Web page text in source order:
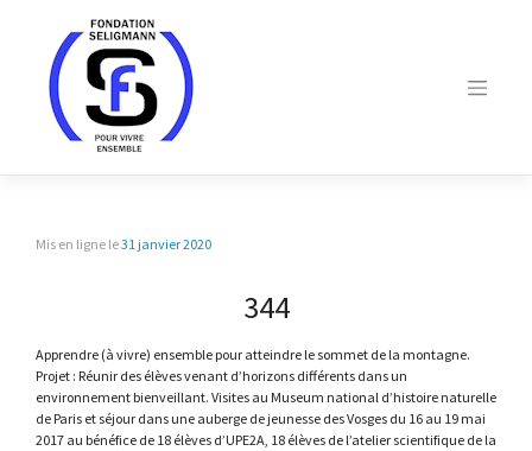
Mis en ligne le31 janvier 2020
344
Apprendre (à vivre) ensemble pour atteindre le sommet de la montagne.
Projet : Réunir des élèves venant d’horizons différents dans un
environnement bienveillant. Visites au Museum national d’histoire naturelle
de Paris et séjour dans une auberge de jeunesse des Vosges du 16 au 19 mai
2017 au bénéfice de 18 élèves d’UPE2A, 18 élèves de l’atelier scientifique de la